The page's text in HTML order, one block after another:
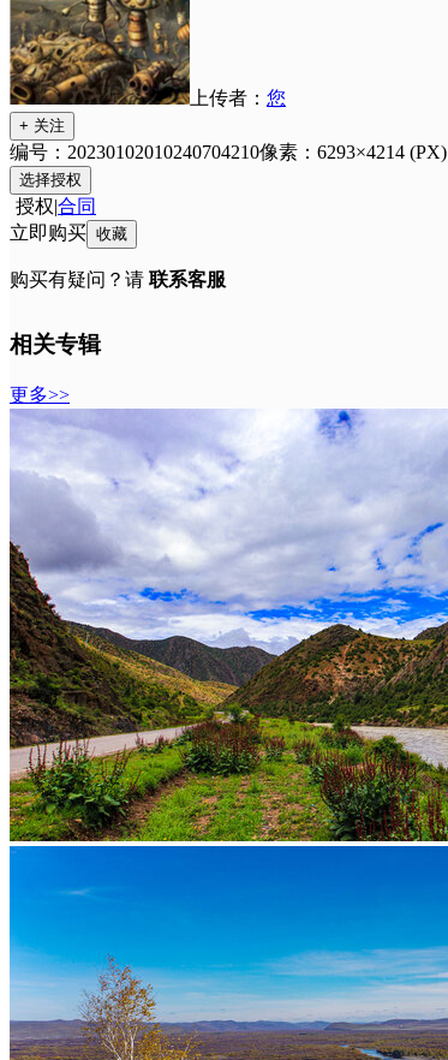
上传者： 您
+ 关注
编号：20230102010240704210像素：6293×4214 (PX)
选择授权
授权|合同
立即购买 收藏
购买有疑问？请 联系客服
相关专辑
更多>>